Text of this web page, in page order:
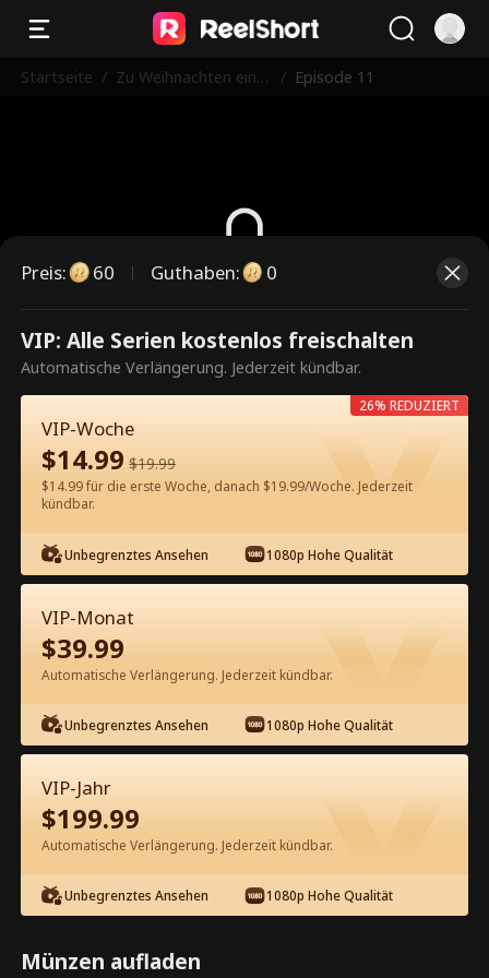
Startseite / Zu Weihnachten eine
/ Episode 11
Dies ist eine kostenpflichtige
Episode. Bitte entsperren, um
weiterzusehen.
60Jetzt entsperren
Kostenlos in der App ansehen
Episode 11 - Zu Weihnachten einen
obdachlosen Milliardärs-Ehemann
finden Kompletter Film
1-50 51-71
11 12 14 15
Preis: 60 Guthaben: 0
VIP: Alle Serien kostenlos freischalten
Automatische Verlängerung. Jederzeit kündbar.
VIP-Woche
$14.99 $19.99
$14.99 für die erste Woche, danach $19.99/Woche. Jederzeit
kündbar.
Unbegrenztes Ansehen 1080p Hohe Qualität
26% REDUZIERT
VIP-Monat
$39.99
Automatische Verlängerung. Jederzeit kündbar.
Unbegrenztes Ansehen 1080p Hohe Qualität
VIP-Jahr
$199.99
Automatische Verlängerung. Jederzeit kündbar.
Unbegrenztes Ansehen 1080p Hohe Qualität
Münzen aufladen